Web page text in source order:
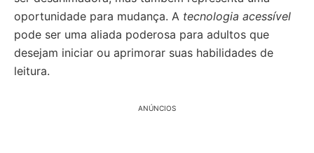
oportunidade para mudança. A tecnologia acessível
pode ser uma aliada poderosa para adultos que
desejam iniciar ou aprimorar suas habilidades de
leitura.
ANÚNCIOS